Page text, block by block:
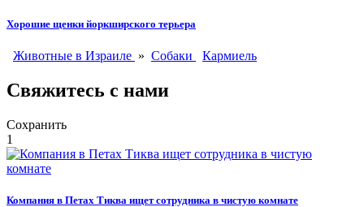
Хорошие щенки йоркширского терьера
Животные в Израиле » Собаки Кармиель
Свяжитесь с нами
Сохранить
1
Компания в Петах Тиква ищет сотрудника в чистую комнате